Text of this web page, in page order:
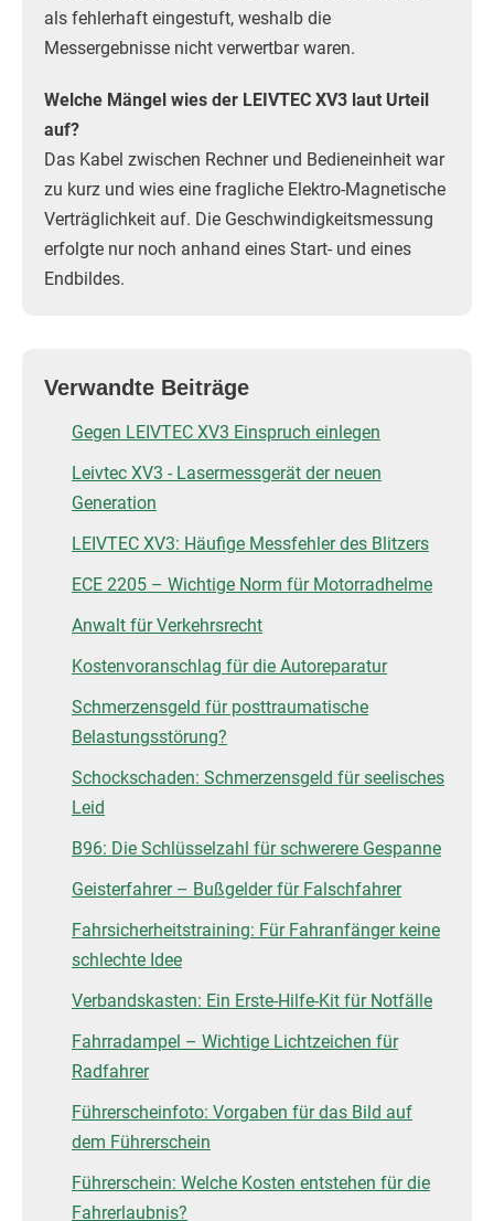
als fehlerhaft eingestuft, weshalb die
Messergebnisse nicht verwertbar waren.
Welche Mängel wies der LEIVTEC XV3 laut Urteil
auf?
Das Kabel zwischen Rechner und Bedieneinheit war
zu kurz und wies eine fragliche Elektro-Magnetische
Verträglichkeit auf. Die Geschwindigkeitsmessung
erfolgte nur noch anhand eines Start- und eines
Endbildes.
Verwandte Beiträge
Gegen LEIVTEC XV3 Einspruch einlegen
Leivtec XV3 - Lasermessgerät der neuen
Generation
LEIVTEC XV3: Häufige Messfehler des Blitzers
ECE 2205 – Wichtige Norm für Motorradhelme
Anwalt für Verkehrsrecht
Kostenvoranschlag für die Autoreparatur
Schmerzensgeld für posttraumatische
Belastungsstörung?
Schockschaden: Schmerzensgeld für seelisches
Leid
B96: Die Schlüsselzahl für schwerere Gespanne
Geisterfahrer – Bußgelder für Falschfahrer
Fahrsicherheitstraining: Für Fahranfänger keine
schlechte Idee
Verbandskasten: Ein Erste-Hilfe-Kit für Notfälle
Fahrradampel – Wichtige Lichtzeichen für
Radfahrer
Führerscheinfoto: Vorgaben für das Bild auf
dem Führerschein
Führerschein: Welche Kosten entstehen für die
Fahrerlaubnis?